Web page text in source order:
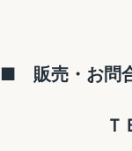
■ 販売・お問合
ＴＥＬ ０